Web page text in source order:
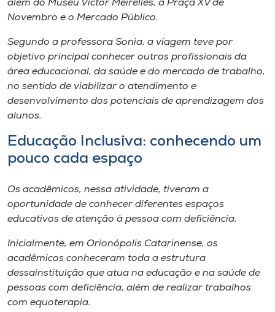
Museu
Unoesc
Store
Selecione
além do Museu Victor Meirelles, a Praça XV de
Novembro e o Mercado Público.
Segundo a professora Sonia, a viagem teve por
objetivo principal conhecer outros profissionais da
área educacional, da saúde e do mercado de trabalho,
no sentido de viabilizar o atendimento e
desenvolvimento dos potenciais de aprendizagem dos
alunos.
Educação Inclusiva: conhecendo um
pouco cada espaço
Os acadêmicos, nessa atividade, tiveram a
oportunidade de conhecer diferentes espaços
educativos de atenção à pessoa com deficiência.
Inicialmente, em Orionópolis Catarinense, os
acadêmicos conheceram toda a estrutura
dessainstituição que atua na educação e na saúde de
pessoas com deficiência, além de realizar trabalhos
com equoterapia.